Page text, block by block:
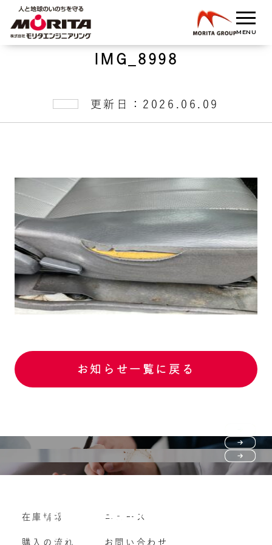
IMG_8998
更新日：2026.06.09
お知らせ一覧に戻る
購入の流れ
よくいただくご質問
Vehicle purchase
車両買い取り
在庫情報
購入の流れ
ニュース
お問い合わせ